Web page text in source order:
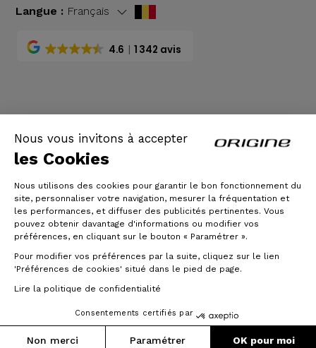
Nous vous invitons à accepter
les Cookies
Nous utilisons des cookies pour garantir le bon fonctionnement du
site, personnaliser votre navigation, mesurer la fréquentation et
les performances, et diffuser des publicités pertinentes. Vous
pouvez obtenir davantage d'informations ou modifier vos
préférences, en cliquant sur le bouton « Paramétrer ».
Pour modifier vos préférences par la suite, cliquez sur le lien
'Préférences de cookies' situé dans le pied de page.
Lire la politique de confidentialité
Consentements certifiés par
Non merci Paramétrer OK pour moi
Langue : Français
4.6 1 342 avis
© Origine Cycles